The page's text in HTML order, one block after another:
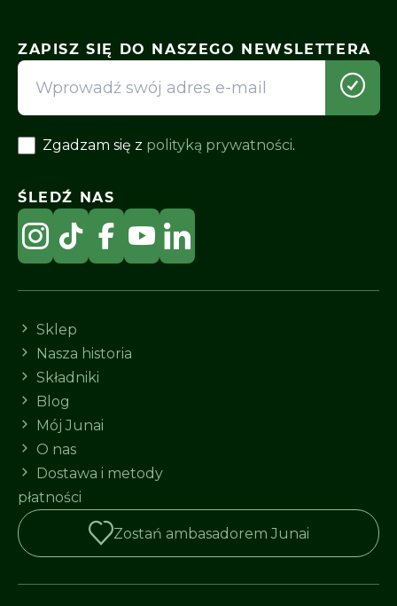
ZAPISZ SIĘ DO NASZEGO NEWSLETTERA
Zgadzam się z polityką prywatności.
ŚLEDŹ NAS
Sklep
Nasza historia
Składniki
Blog
Mój Junai
O nas
Dostawa i metody
płatności
Zostań ambasadorem Junai